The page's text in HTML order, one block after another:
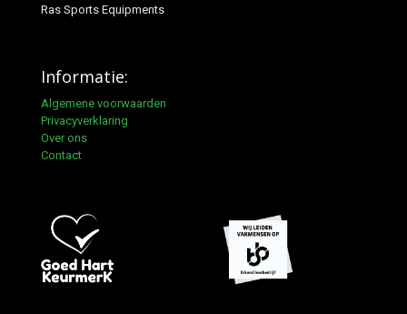
Ras Sports Equipments
Informatie:
Algemene voorwaarden
Privacyverklaring
Over ons
Contact